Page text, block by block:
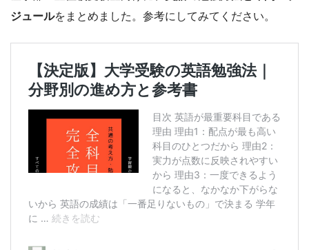
ジュールをまとめました。参考にしてみてください。